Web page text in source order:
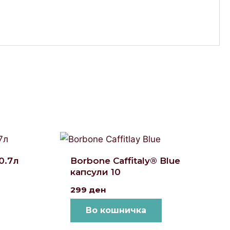
Borbone Caffitaly® Blue
капсули 10
299 ден
Во кошничка